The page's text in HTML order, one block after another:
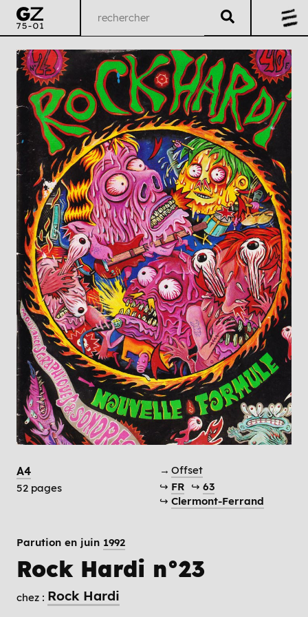
A4
52 pages
→ Offset
↪ FR ↪ 63
↪ Clermont-Ferrand
Parution en juin 1992
Rock Hardi n°23
chez : Rock Hardi